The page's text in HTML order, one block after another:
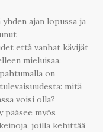
ajan lopussa ja
että vanhat kävijät
mieluisaa.
on
mitä
voisi olla?
pääsee myös
joilla kehittää